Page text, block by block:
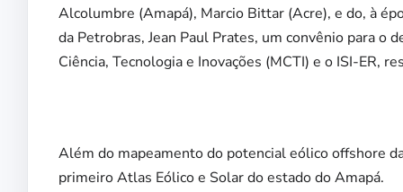
Alcolumbre (Amapá), Marcio Bittar (Acre), e do, à
da Petrobras, Jean Paul Prates, um convênio para
Ciência, Tecnologia e Inovações (MCTI) e o ISI-ER,
Além do mapeamento do potencial eólico offshore
primeiro Atlas Eólico e Solar do estado do Amapá.